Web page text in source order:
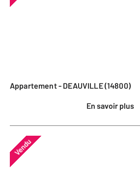
Appartement - DEAUVILLE (14800)
En savoir plus
Vendu